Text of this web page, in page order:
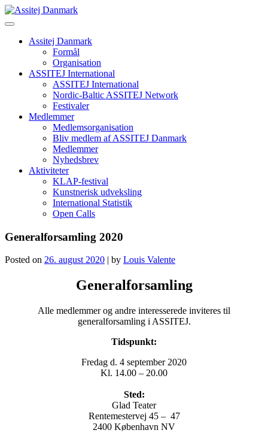
Skip
to
Assitej Danmark
Formål
Organisation
ASSITEJ International
ASSITEJ International
Nordic-Baltic ASSITEJ Network
Festivaler
Medlemmer
Medlemsorganisation
Bliv medlem af ASSITEJ Danmark
Medlemmer
Nyhedsbrev
Aktiviteter
KLAP-festival
Kunstnerisk udveksling
International Statistik
Open Calls
Generalforsamling 2020
Posted on 26. august 2020 | by Louis Valente
Generalforsamling
Alle medlemmer og andre interesserede inviteres til
generalforsamling i ASSITEJ.
Tidspunkt:
Fredag d. 4 september 2020
Kl. 14.00 – 20.00
Sted:
Glad Teater
Rentemestervej 45 – 47
2400 København NV